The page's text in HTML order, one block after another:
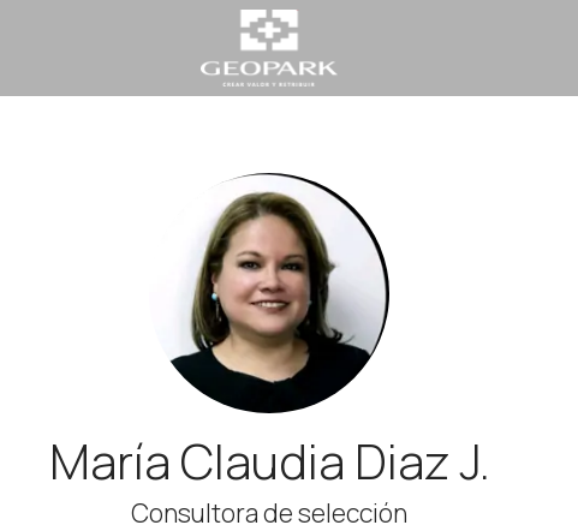
María Claudia Diaz J.
Consultora de selección